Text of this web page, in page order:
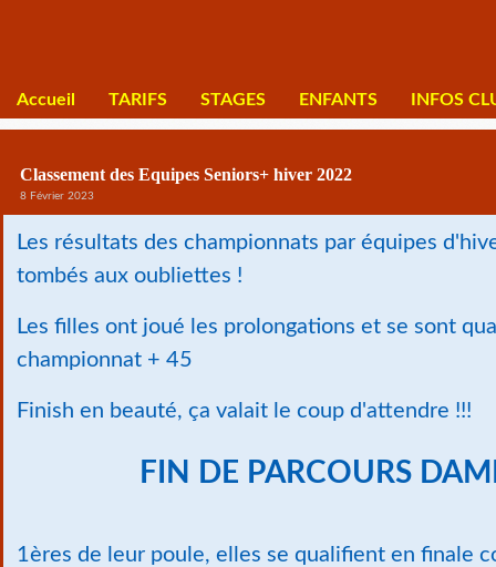
Accueil TARIFS STAGES ENFANTS INFOS
Classement des Equipes Seniors+ hiver 2022
8 Février 2023
Les résultats des championnats par équipes
tombés aux oubliettes !
Les filles ont joué les prolongations et se sont
championnat + 45
Finish en beauté, ça valait le coup d'attendre !!!
FIN DE PARCOURS
1ères de leur poule, elles se qualifient en finale